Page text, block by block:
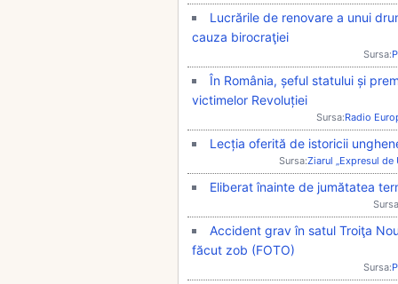
Lucrările de renovare a unui
cauza birocraţiei
Sursa:
În România, șeful statului și
victimelor Revoluției
Sursa:Radio
Lecția oferită de istoricii
Sursa:Ziarul „Expresul de
Eliberat înainte de jumătatea
Accident grav în satul Troiţa
făcut zob (FOTO)
Sursa: